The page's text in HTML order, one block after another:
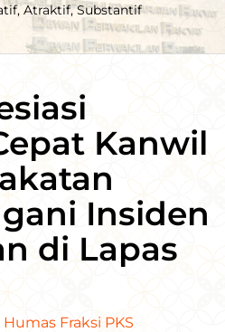
Atraktif, Substantif
Kanwil
Insiden
di Lapas
Humas Fraksi PKS